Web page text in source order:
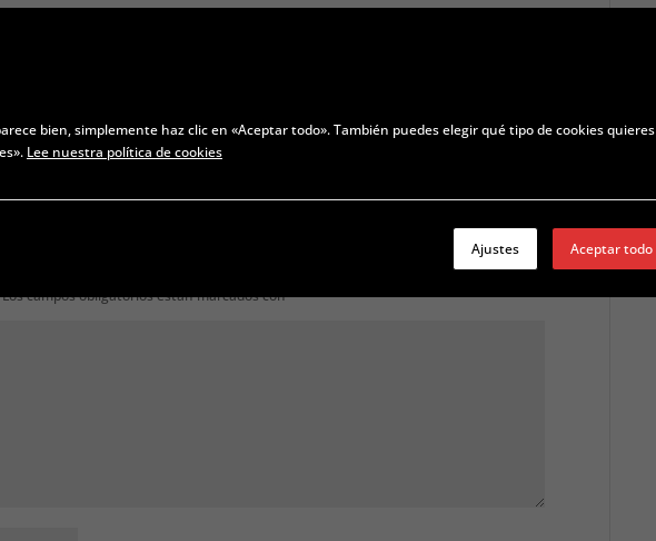
Los campos obligatorios están marcados con*
bien, simplemente haz clic en «Aceptar todo». También puedes elegir qué tipo de cookies quieres
Lee nuestra política de cookies
Ajustes Aceptar todo